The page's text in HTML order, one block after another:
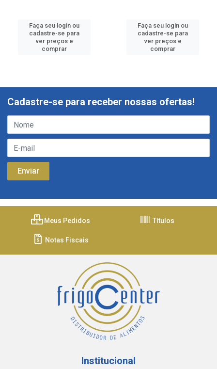
Faça seu login ou
cadastre-se para
ver preços e
comprar
Faça seu login ou
cadastre-se para
ver preços e
comprar
Cadastre-se para receber nossas ofertas!
Meus Pedidos Títulos
Notas Fiscais
Institucional